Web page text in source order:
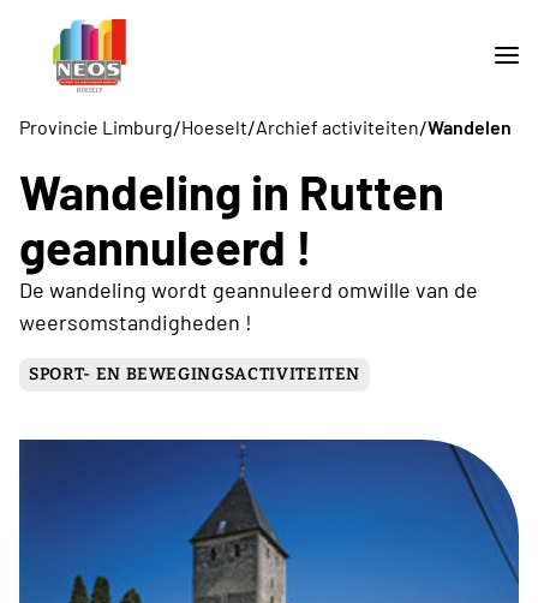
Provincie Limburg/Hoeselt/Archief activiteiten/Wandelen
Wandeling in Rutten
geannuleerd !
De wandeling wordt geannuleerd omwille van de
weersomstandigheden !
SPORT- EN BEWEGINGSACTIVITEITEN